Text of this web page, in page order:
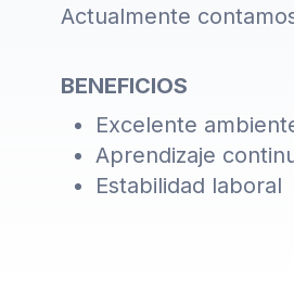
Actualmente
BENEFICIOS
Excelente
Aprendizaje
Estabilidad laboral